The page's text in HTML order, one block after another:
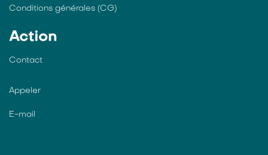
Conditions générales (CG)
Action
Contact
Appeler
E-mail